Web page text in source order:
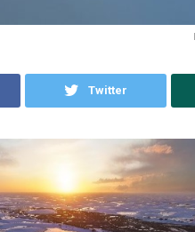
Twitter